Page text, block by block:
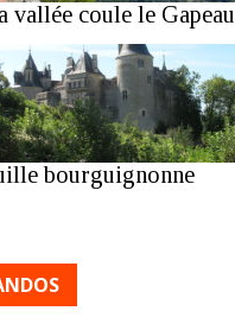
vallée coule le Gapeau
bourguignonne